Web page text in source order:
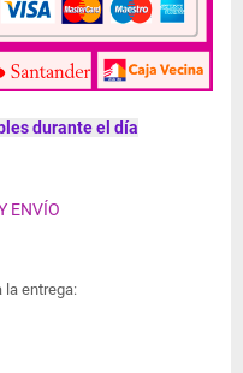
durante el día
ENVÍO
la entrega: